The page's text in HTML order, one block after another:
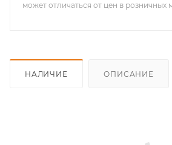
может отличаться от цен в розничных
НАЛИЧИЕ ОПИСАНИЕ